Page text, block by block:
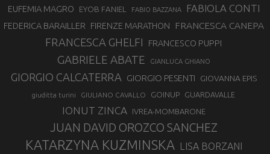
EUFEMIA MAGRO EYOB FANIEL FABIO BAZZANA FABIOLA CONTI
FEDERICA BARAILLER FIRENZE MARATHON FRANCESCA CANEPA
FRANCESCA GHELFI FRANCESCO PUPPI
GABRIELE ABATE GIANLUCA GHIANO
GIORGIO CALCATERRA GIORGIO PESENTI GIOVANNA EPIS
giuditta turini GIULIANO CAVALLO GOINUP GUARDAVALLE
IONUT ZINCA IVREA-MOMBARONE
JUAN DAVID OROZCO SANCHEZ
KATARZYNA KUZMINSKA LISA BORZANI